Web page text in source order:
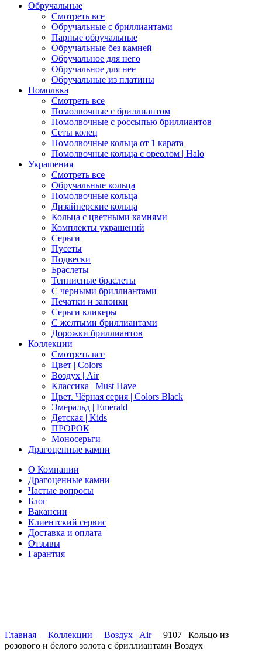
Обручальные
Смотреть все
Обручальные с бриллиантами
Парные обручальные
Обручальные без камней
Обручальное для него
Обручальное для нее
Обручальные из платины
Помолвка
Смотреть все
Помолвочные с бриллиантом
Помолвочные с россыпью бриллиантов
Сеты колец
Помолвочные кольца от 1 карата
Помолвочные кольца с ореолом | Halo
Украшения
Смотреть все
Обручальные кольца
Помолвочные кольца
Дизайнерские кольца
Кольца с цветными камнями
Комплекты украшений
Серьги
Пусеты
Подвески
Браслеты
Теннисные браслеты
C черными бриллиантами
Печатки и запонки
Серьги кликеры
С желтыми бриллиантами
Дорожки бриллиантов
Коллекции
Смотреть все
Цвет | Colors
Воздух | Air
Классика | Must Have
Цвет. Чёрная серия | Colors Black
Эмеральд | Emerald
Детская | Kids
ПРОРОК
Моносерьги
Драгоценные камни
О Компании
Драгоценные камни
Частые вопросы
Блог
Вакансии
Клиентский сервис
Доставка и оплата
Отзывы
Гарантия
Главная —Коллекции —Воздух | Air —9107 | Кольцо из
розового и белого золота с бриллиантами Воздух